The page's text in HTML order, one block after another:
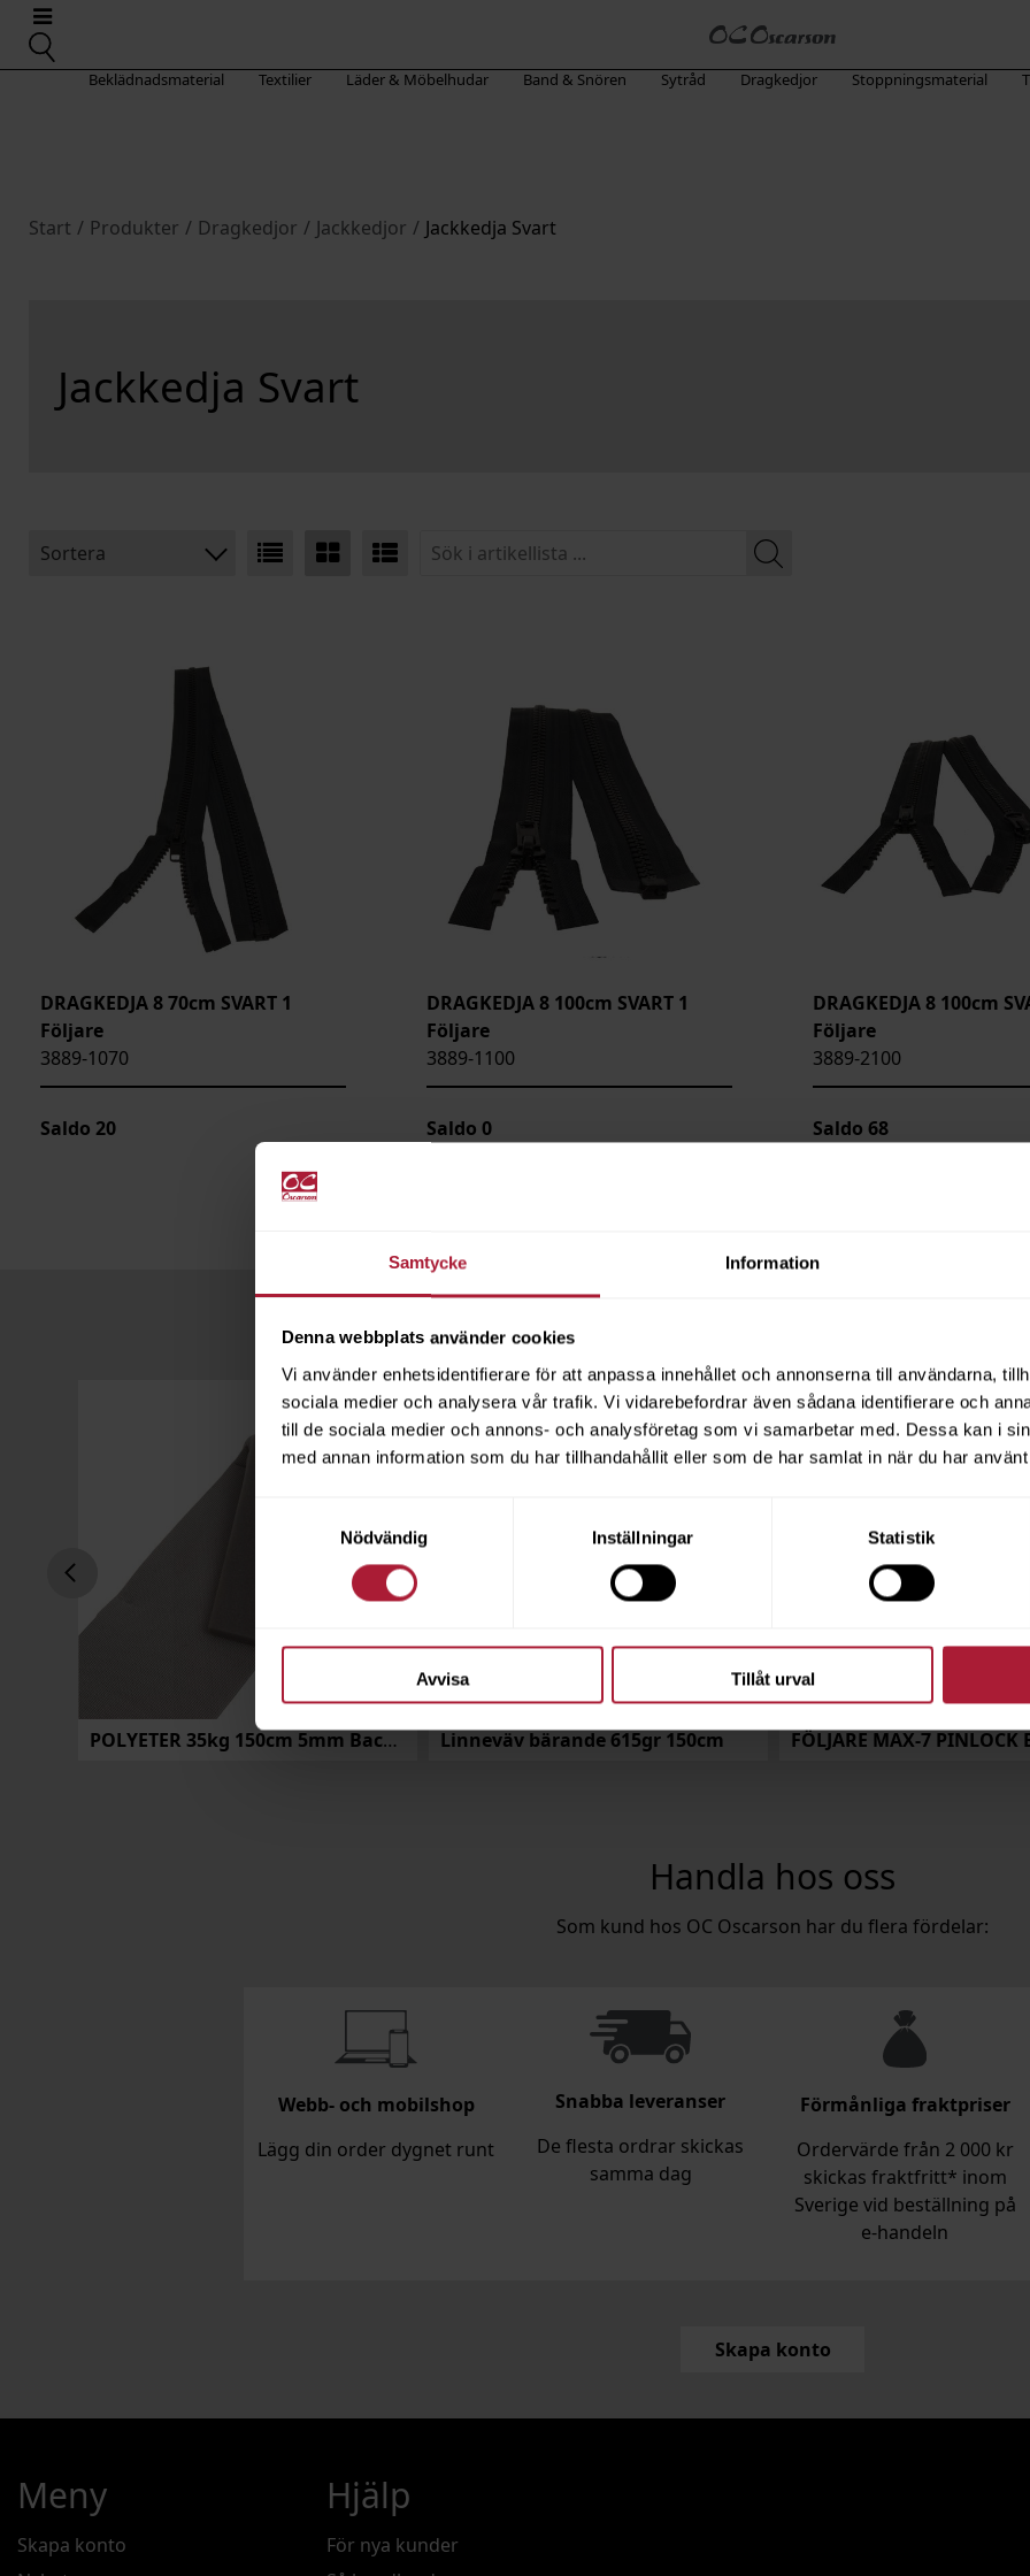
Samtycke Information
Denna webbplats använder cookies
Vi använder enhetsidentifierare för att anpassa innehållet och annonserna till användarna,
sociala medier och analysera vår trafik. Vi vidarebefordrar även sådana identifierare och
till de sociala medier och annons- och analysföretag som vi samarbetar med. Dessa kan i
med annan information som du har tillhandahållit eller som de har samlat in när du har
Nödvändig
Inställningar Statistik
Avvisa Tillåt urval
Beklädnadsmaterial Textilier Läder & Möbelhudar Band & Snören Sytråd Dragkedjor Stoppningsmaterial
Start / Produkter / Dragkedjor / Jackkedjor / Jackkedja Svart
Jackkedja Svart
Sortera
DRAGKEDJA 8 70cm SVART 1
Följare
3889-1070
Saldo 20
DRAGKEDJA 8 100cm SVART 1
Följare
3889-1100
Saldo 0
DRAGKEDJA 8 100cm
Följare
3889-2100
Saldo 68
POLYETER 35kg 150cm 5mm Backing Linneväv bärande 615gr 150cm
Handla hos oss
Som kund hos OC Oscarson har du flera fördelar:
Webb- och mobilshop
Lägg din order dygnet runt
Snabba leveranser
De flesta ordrar skickas
samma dag
Förmånliga fraktpriser
Ordervärde från 2 000 kr
skickas fraktfritt* inom
Sverige vid beställning på
e‑handeln
Skapa konto
Meny
Skapa konto
Hjälp
För nya kunder